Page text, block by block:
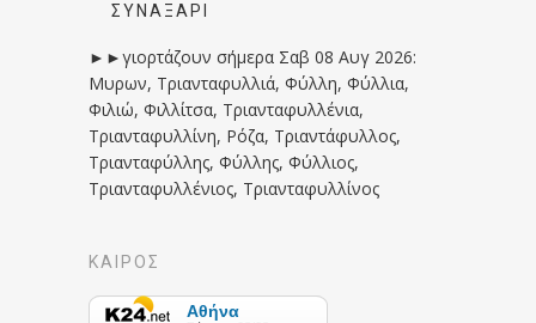
ΣΥΝΑΞΆΡΙ
►►γιορτάζουν σήμερα Σαβ 08 Αυγ 2026:
Μυρων, Τριανταφυλλιά, Φύλλη, Φύλλια,
Φιλιώ, Φιλλίτσα, Τριανταφυλλένια,
Τριανταφυλλίνη, Ρόζα, Τριαντάφυλλος,
Τριανταφύλλης, Φύλλης, Φύλλιος,
Τριανταφυλλένιος, Τριανταφυλλίνος
ΚΑΙΡΟΣ